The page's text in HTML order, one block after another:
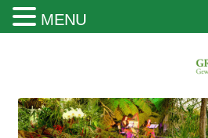
Gruson Gewächshäuser
MENU